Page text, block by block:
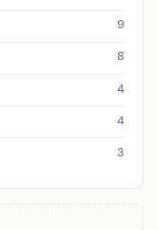
9
8
4
4
3